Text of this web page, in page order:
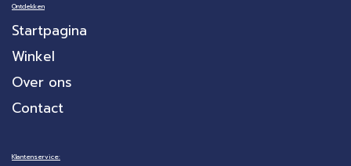
Ontdekken
Startpagina
Winkel
Over ons
Contact
Klantenservice: